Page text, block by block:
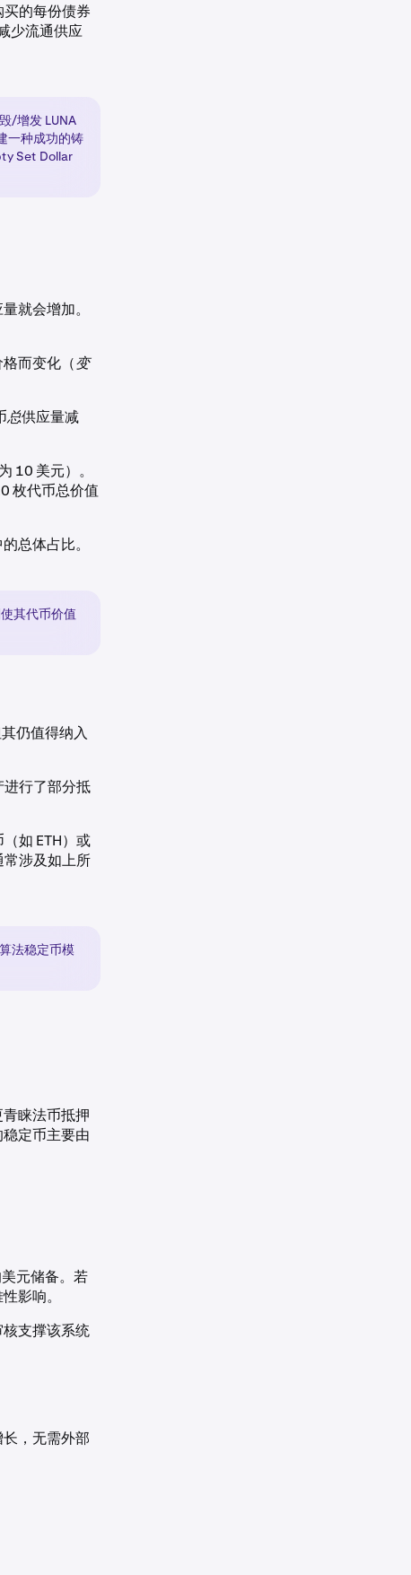
的每份债券
少流通供应
/增发 LUNA
一种成功的铸
Set Dollar
就会增加。
而变化（变
总供应量减
10 美元）。
枚代币总价值
总体占比。
其代币价值
仍值得纳入
行了部分抵
如 ETH）或
常涉及如上所
法稳定币模
睐法币抵押
定币主要由
元储备。若
影响。
支撑该系统
，无需外部